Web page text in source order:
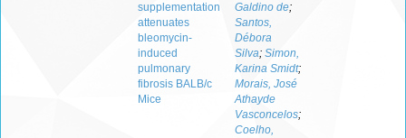
supplementation
attenuates
bleomycin-
induced
pulmonary
fibrosis BALB/c
Mice
Galdino de;
Santos,
Débora
Silva; Simon,
Karina Smidt;
Morais, José
Athayde
Vasconcelos;
Coelho,